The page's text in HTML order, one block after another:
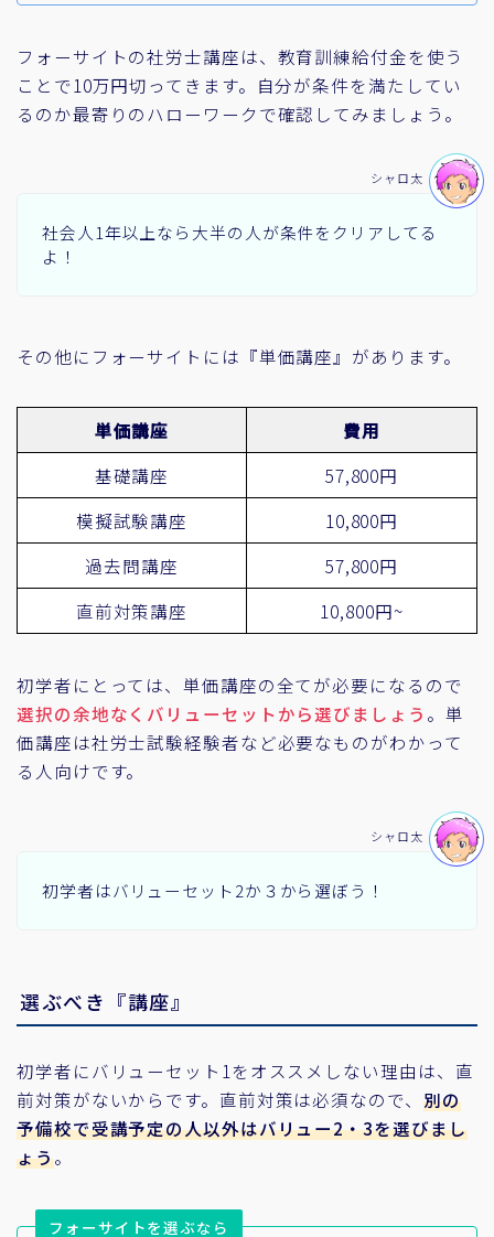
フォーサイトの社労士講座は、教育訓練給付金を使う
ことで10万円切ってきます。自分が条件を満たしてい
るのか最寄りのハローワークで確認してみましょう。
社会人1年以上なら大半の人が条件をクリアしてる
よ！
シャロ太
その他にフォーサイトには『単価講座』があります。
単価講座
費用
基礎講座
57,800円
模擬試験講座
10,800円
過去問講座
57,800円
直前対策講座
10,800円~
初学者にとっては、単価講座の全てが必要になるので
選択の余地なくバリューセットから選びましょう 。単
価講座は社労士試験経験者など必要なものがわかって
る人向けです。
初学者はバリューセット2か３から選ぼう！
シャロ太
選ぶべき『講座』
初学者にバリューセット1をオススメしない理由は、直
前対策がないからです。直前対策は必須なので、 別の
予備校で受講予定の人以外はバリュー2・3を選びまし
ょう。
フォーサイトを選ぶなら